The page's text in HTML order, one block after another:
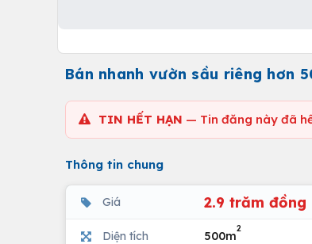
Bán nhanh vườn sầu riêng hơn
TIN HẾT HẠN — Tin đăng này đã
Thông tin chung
Giá 2.9 trăm đồng
Diện tích 500m
2